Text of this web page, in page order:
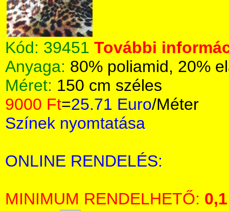
Kód: 39451 További
Anyaga: 80% poliamid, 20%
Méret: 150 cm széles
9000 Ft=25.71 Euro/Méter
Színek nyomtatása
ONLINE RENDELÉS:
MINIMUM RENDELHETŐ: 0,1